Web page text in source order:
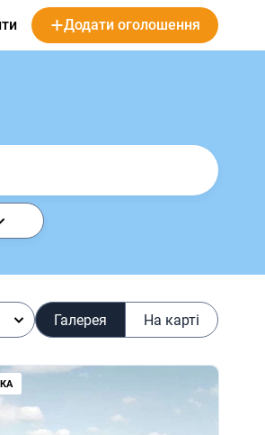
Додати оголошення
Галерея На карті